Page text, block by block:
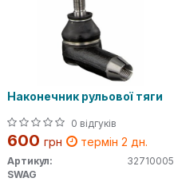
Наконечник рульової тяги
0 відгуків
600 грн термін 2 дн.
Артикул:
32710005
SWAG